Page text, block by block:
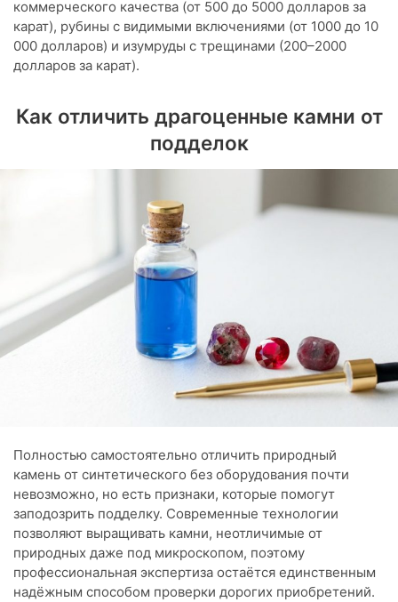
коммерческого качества (от 500 до 5000 долларов за
карат), рубины с видимыми включениями (от 1000 до 10
000 долларов) и изумруды с трещинами (200–2000
долларов за карат).
Как отличить драгоценные камни от
подделок
Полностью самостоятельно отличить природный
камень от синтетического без оборудования почти
невозможно, но есть признаки, которые помогут
заподозрить подделку. Современные технологии
позволяют выращивать камни, неотличимые от
природных даже под микроскопом, поэтому
профессиональная экспертиза остаётся единственным
надёжным способом проверки дорогих приобретений.